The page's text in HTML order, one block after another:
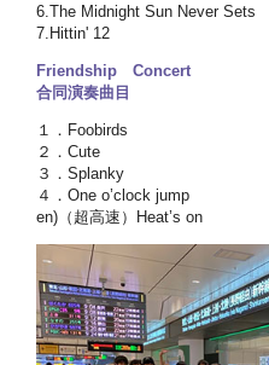
6.The Midnight Sun Never Sets
7.Hittin' 12
Friendship Concert
合同演奏曲目
１．Foobirds
２．Cute
３．Splanky
４．One o’clock jump
en)（超高速）Heat’s on